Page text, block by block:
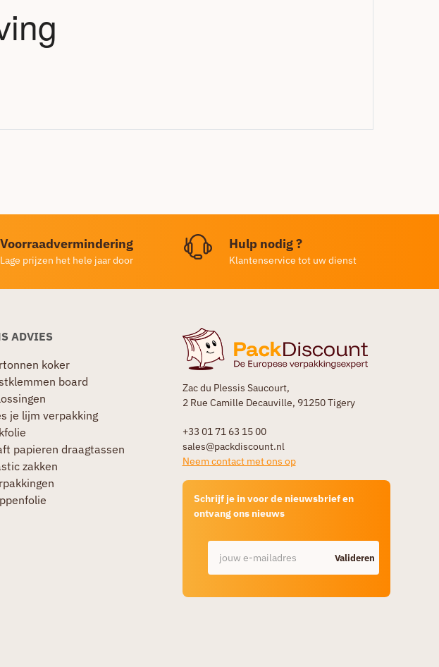
Voorraadvermindering
Lage prijzen het hele jaar door
Hulp nodig ?
Klantenservice tot uw dienst
Zac du Plessis Saucourt,
2 Rue Camille Decauville, 91250 Tigery
+33 01 71 63 15 00
sales@packdiscount.nl
Neem contact met ons op
Schrijf je in voor de nieuwsbrief en
ontvang ons nieuws
Valideren
ADVIES
koker
board
je lijm verpakking
papieren draagtassen
zakken